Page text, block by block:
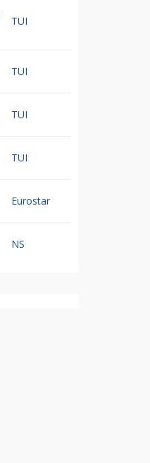
TUI
TUI
TUI
TUI
Eurostar
NS